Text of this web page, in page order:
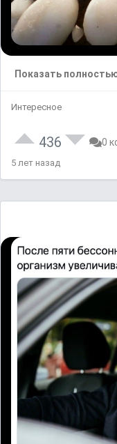
Показать
Интересное
436 0
5 лет назад